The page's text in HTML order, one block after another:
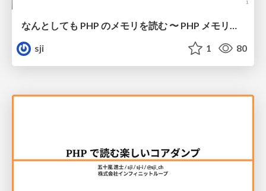
なんとしても PHP のメモリを読む 〜 PHP メモリのメモリダンプが 3 通りに増殖した話 〜
sji
1 80